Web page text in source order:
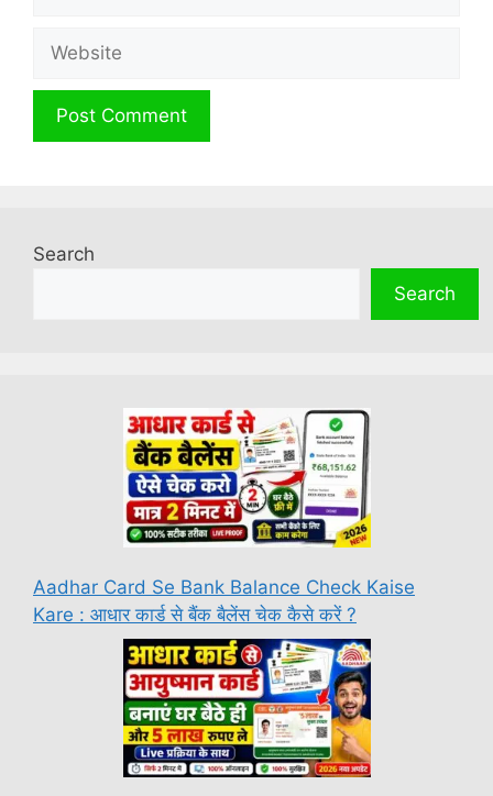
Website
Search
Search
Aadhar Card Se Bank Balance Check Kaise
Kare : आधार कार्ड से बैंक बैलेंस चेक कैसे करें ?